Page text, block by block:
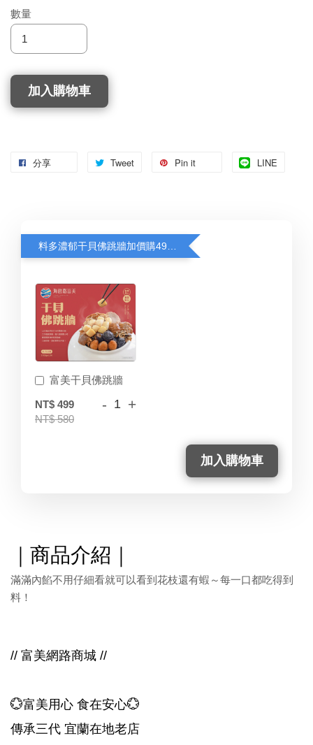
數量
加入購物車
分享 Tweet Pin it LINE
富美干貝佛跳牆
NT$ 499
NT$ 580
- +
加入購物車
｜商品介紹｜
滿滿內餡不用仔細看就可以看到花枝還有蝦～每一口都吃得到
料！
// 富美網路商城 //
💮富美用心 食在安心💮
傳承三代 宜蘭在地老店